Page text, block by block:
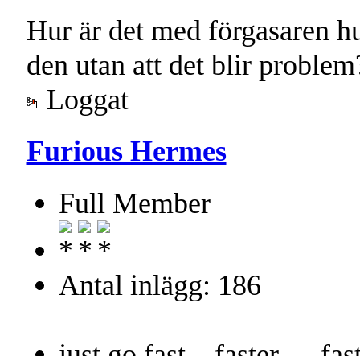
Hur är det med förgasaren
den utan att det blir
Loggat
Furious Hermes
Full Member
Antal inlägg: 186